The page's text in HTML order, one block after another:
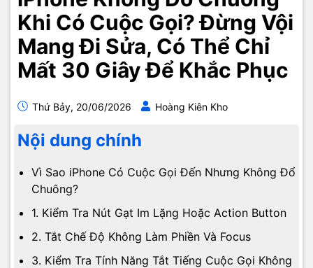
Khi Có Cuộc Gọi? Đừng Vội
Mang Đi Sửa, Có Thể Chỉ
Mất 30 Giây Để Khắc Phục
Thứ Bảy, 20/06/2026 Hoàng Kiên Kho
Nội dung chính
Vì Sao iPhone Có Cuộc Gọi Đến Nhưng Không Đổ
Chuông?
1. Kiểm Tra Nút Gạt Im Lặng Hoặc Action Button
2. Tắt Chế Độ Không Làm Phiền Và Focus
3. Kiểm Tra Tính Năng Tắt Tiếng Cuộc Gọi Không